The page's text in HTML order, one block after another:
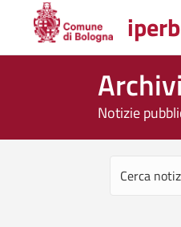
Notizie